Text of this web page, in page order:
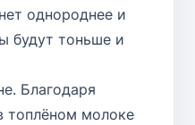
однороднее и
будут тоньше и
Благодаря
топлёном молоке